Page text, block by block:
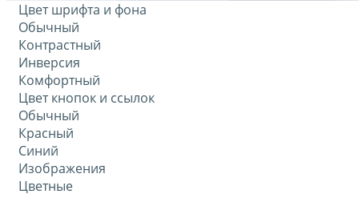
Цвет шрифта и фона
Обычный
Контрастный
Инверсия
Комфортный
Цвет кнопок и ссылок
Обычный
Красный
Синий
Изображения
Цветные